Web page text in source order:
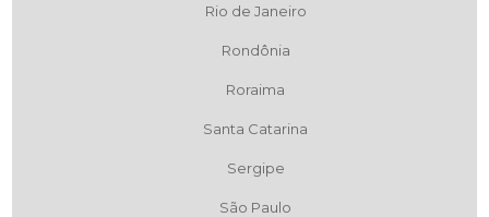
Rio de Janeiro
Rondônia
Roraima
Santa Catarina
Sergipe
São Paulo